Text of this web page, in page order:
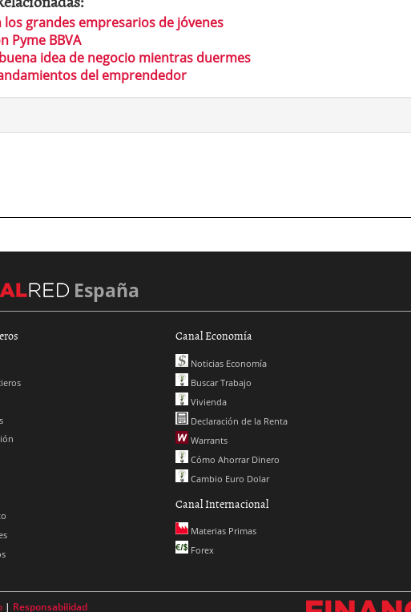
los grandes empresarios de jóvenes
Pyme BBVA
idea de negocio mientras duermes
del emprendedor
España
Canal Economía
Noticias Economía
Buscar Trabajo
Vivienda
Declaración de la Renta
Warrants
Cómo Ahorrar Dinero
Cambio Euro Dolar
Canal Internacional
Materias Primas
Forex
| Responsabilidad